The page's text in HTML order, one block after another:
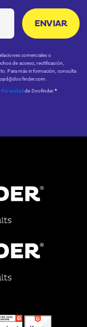
comerciales o
de acceso, rectificación,
Para más información, consulta
de Doofinder.*